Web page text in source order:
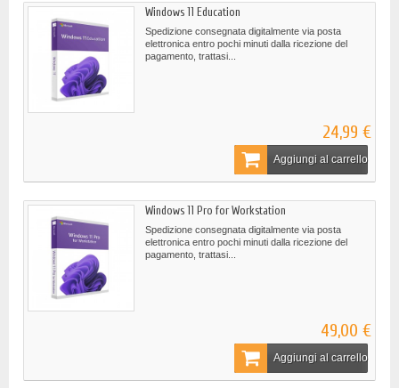
Windows 11 Education
Spedizione consegnata digitalmente via posta
elettronica entro pochi minuti dalla ricezione del
pagamento, trattasi...
24,99 €
Aggiungi al carrello
Windows 11 Pro for Workstation
Spedizione consegnata digitalmente via posta
elettronica entro pochi minuti dalla ricezione del
pagamento, trattasi...
49,00 €
Aggiungi al carrello